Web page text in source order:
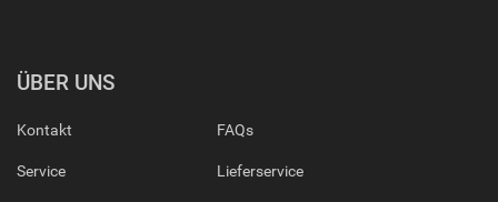
ÜBER UNS
Kontakt
Service
FAQs
Lieferservice